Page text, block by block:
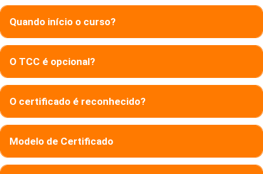
Quando início o curso?
O TCC é opcional?
O certificado é reconhecido?
Modelo de Certificado